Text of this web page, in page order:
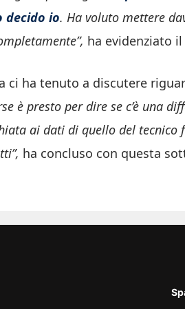
decido io. Ha voluto mettere
ha evidenziato
ci ha tenuto a discutere
è presto per dire se c’è una
ai dati di quello del
ha concluso con questa